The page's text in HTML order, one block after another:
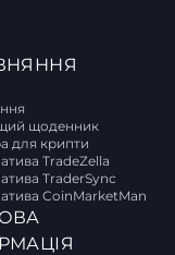
щоденник
для крипти
TradeZella
TraderSync
CoinMarketMan